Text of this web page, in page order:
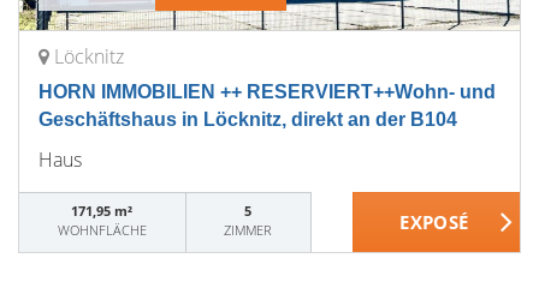
Löcknitz
HORN IMMOBILIEN ++ RESERVIERT++Wohn- und
Geschäftshaus in Löcknitz, direkt an der B104
Haus
171,95 m²
WOHNFLÄCHE
5
ZIMMER